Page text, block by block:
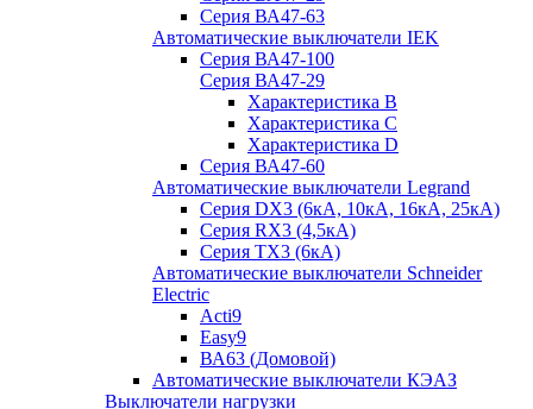
Серия ВА47-63
Автоматические выключатели IEK
Серия ВА47-100
Серия ВА47-29
Характеристика B
Характеристика C
Характеристика D
Серия ВА47-60
Автоматические выключатели Legrand
Серия DX3 (6кА, 10кА, 16кА, 25кА)
Серия RX3 (4,5кА)
Серия TX3 (6кА)
Автоматические выключатели Schneider
Electric
Acti9
Easy9
ВА63 (Домовой)
Автоматические выключатели КЭАЗ
Выключатели нагрузки